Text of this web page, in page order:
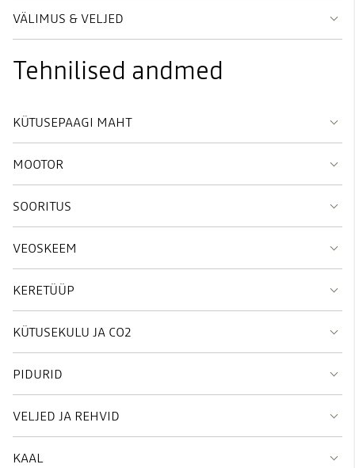
VÄLIMUS & VELJED
Tehnilised andmed
KÜTUSEPAAGI MAHT
MOOTOR
SOORITUS
VEOSKEEM
KERETÜÜP
KÜTUSEKULU JA CO2
PIDURID
VELJED JA REHVID
KAAL